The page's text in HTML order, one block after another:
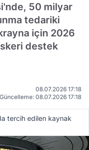
50 milyar
tedariki
için 2026
destek
08.07.2026 17:18
Güncelleme: 08.07.2026 17:18
tercih edilen kaynak